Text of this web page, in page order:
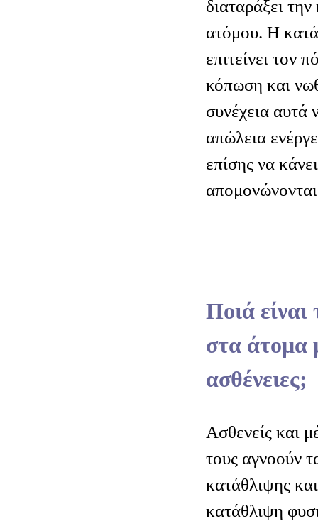
διαταράξει
ατόμου. Η
επιτείνει τον
κόπωση και
συνέχεια αυτά
απώλεια
επίσης να
Ποιά
στα άτομα
ασθένειες;
Ασθενείς και
τους αγνοούν
κατάθλιψης
κατάθλιψη